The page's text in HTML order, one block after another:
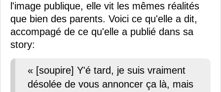
l'image publique, elle vit les mêmes réalités
que bien des parents. Voici ce qu'elle a dit,
accompagé de ce qu'elle a publié dans sa
story:
« [soupire] Y'é tard, je suis vraiment
désolée de vous annoncer ça là, mais